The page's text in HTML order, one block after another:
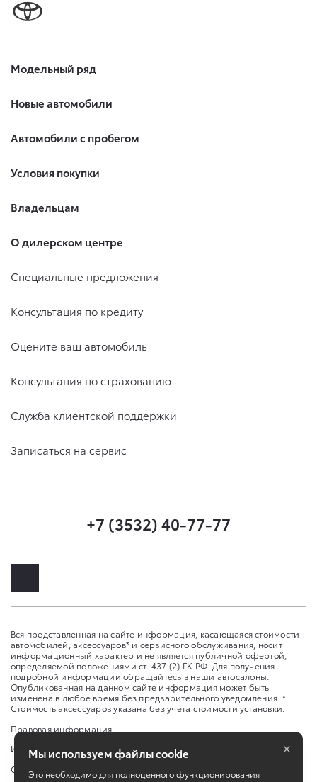
Модельный ряд
Новые автомобили
Автомобили с пробегом
Условия покупки
Владельцам
О дилерском центре
Специальные предложения
Консультация по кредиту
Оцените ваш автомобиль
Консультация по страхованию
Служба клиентской поддержки
Записаться на сервис
+7 (3532) 40-77-77
Вся представленная на сайте информация, касающаяся стоимости
автомобилей, аксессуаров* и сервисного обслуживания, носит
информационный характер и не является публичной офертой,
определяемой положениями ст. 437 (2) ГК РФ. Для получения
подробной информации обращайтесь в наши автосалоны.
Опубликованная на данном сайте информация может быть
изменена в любое время без предварительного уведомления. *
Стоимость аксессуаров указана без учета стоимости установки.
Правовая информация
Изменить настройку cookies
Сбросить cookie
Мы используем файлы cookie
Это необходимо для полноценного функционирования
×